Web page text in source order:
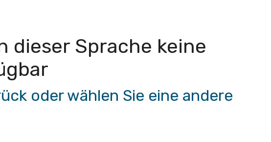
dieser Sprache keine
oder wählen Sie eine andere